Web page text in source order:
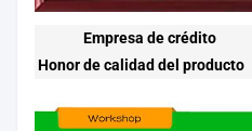
Empresa de crédito
Honor de calidad del producto